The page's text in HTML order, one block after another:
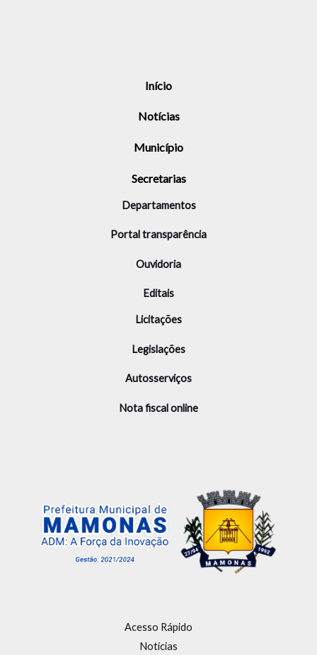
Início
Notícias
Município
Secretarias
Departamentos
Portal transparência
Ouvidoria
Editais
Licitações
Legislações
Autosserviços
Nota fiscal online
Acesso Rápido
Notícias